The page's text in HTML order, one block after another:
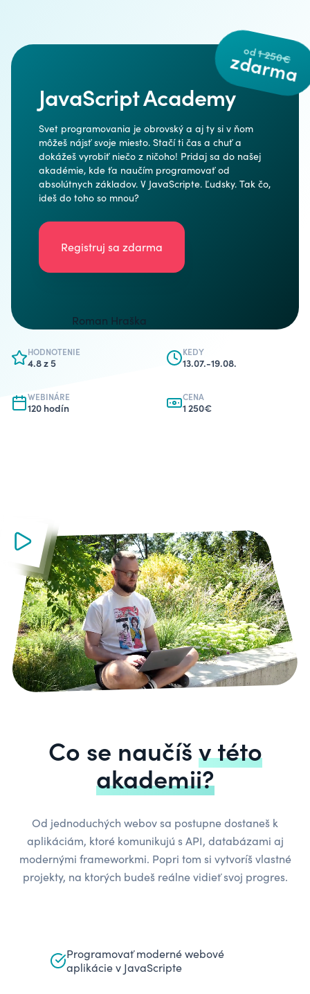
od1 250€
zdarma
JavaScript Academy
Svet programovania je obrovský a aj ty si v ňom
môžeš nájsť svoje miesto. Stačí ti čas a chuť a
dokážeš vyrobiť niečo z ničoho! Pridaj sa do našej
akadémie, kde ťa naučím programovať od
absolútnych základov. V JavaScripte. Ľudsky. Tak čo,
ideš do toho so mnou?
Registruj sa zdarma
HODNOTENIE
4.8 z 5
KEDY
13.07.-19.08.
WEBINÁRE
120 hodín
CENA
1 250€
Co se naučíšv této
akademii?
Od jednoduchých webov sa postupne dostaneš k
aplikáciám, ktoré komunikujú s API, databázami aj
modernými frameworkmi. Popri tom si vytvoríš vlastné
projekty, na ktorých budeš reálne vidieť svoj progres.
Programovať moderné webové
aplikácie v JavaScripte